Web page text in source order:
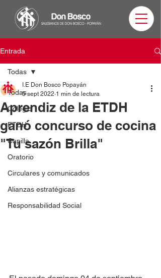
Entrada
Todas
Colegio
ETDH
Capilla
Oratorio
Circulares y comunicados
Alianzas estratégicas
Responsabilidad Social
Todas
Aprendiz de la ETDH
ganó concurso de cocina
"Tu sazón Brilla"
I.E Don Bosco Popayán
5 sept 2022 1 min de lectura